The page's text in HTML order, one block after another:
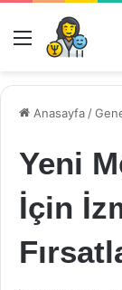
Menü
Anasayfa /
Yeni
İçin